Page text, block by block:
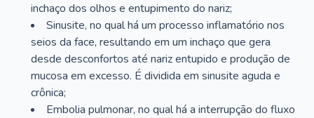
inchaço dos olhos e entupimento do nariz;
Sinusite, no qual há um processo inflamatório nos
seios da face, resultando em um inchaço que gera
desde desconfortos até nariz entupido e produção de
mucosa em excesso. É dividida em sinusite aguda e
crônica;
Embolia pulmonar, no qual há a interrupção do fluxo